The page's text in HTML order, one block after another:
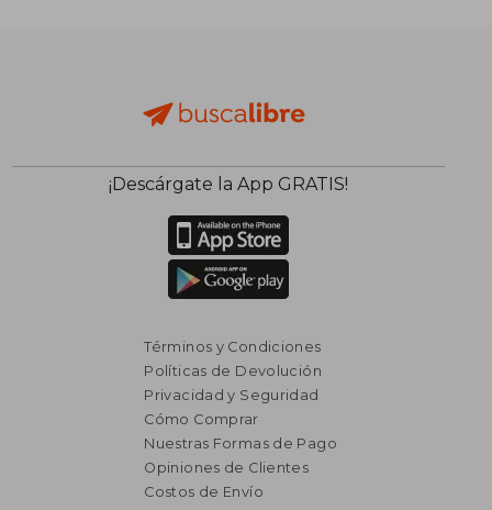
¡Descárgate la App GRATIS!
Términos y Condiciones
Políticas de Devolución
Privacidad y Seguridad
Cómo Comprar
Nuestras Formas de Pago
Opiniones de Clientes
Costos de Envío